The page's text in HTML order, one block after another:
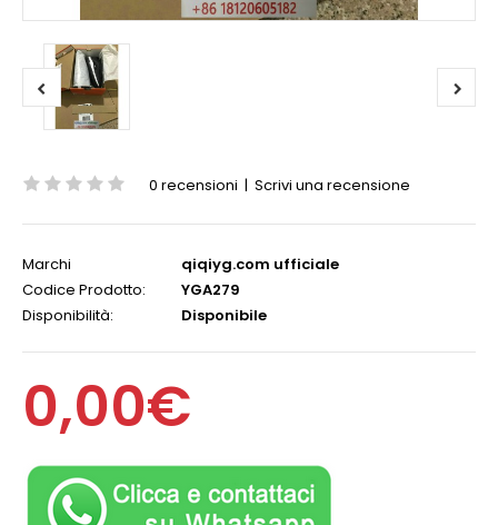
0 recensioni | Scrivi una recensione
Marchi
qiqiyg.com ufficiale
Codice Prodotto:
YGA279
Disponibilità:
Disponibile
0,00€